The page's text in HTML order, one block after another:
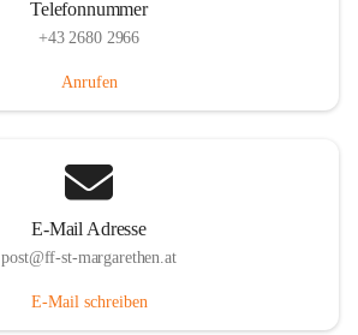
Telefonnummer
+43 2680 2966
Anrufen
E-Mail Adresse
post@ff-st-margarethen.at
E-Mail schreiben